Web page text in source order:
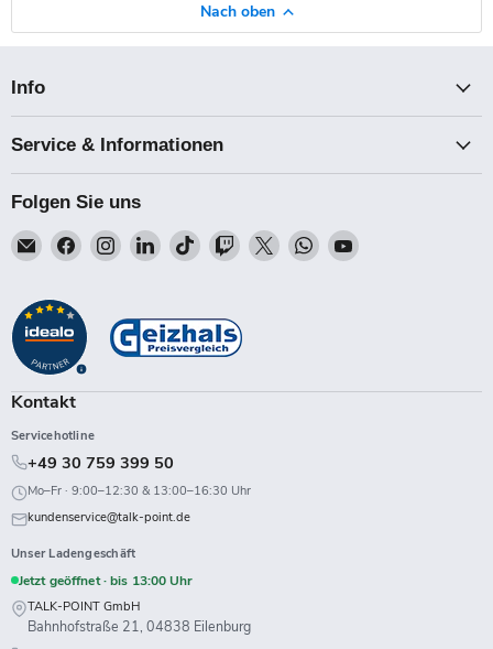
Nach oben
Info
Service & Informationen
Folgen Sie uns
Email
Talk-
Finden
Sie
auf
Facebook
Finden
Sie
auf
Instagram
Finden
Sie
auf
LinkedIn
Finden
Sie
auf
TikTok
Finden
Sie
Twitch
Finden
Sie
Finden
Sie
Finden
Kontakt
Servicehotline
+49 30 759 399 50
Mo–Fr · 9:00–12:30 & 13:00–16:30 Uhr
kundenservice@talk-point.de
Unser Ladengeschäft
Jetzt geöffnet · bis 13:00 Uhr
TALK-POINT GmbH
Bahnhofstraße 21, 04838 Eilenburg